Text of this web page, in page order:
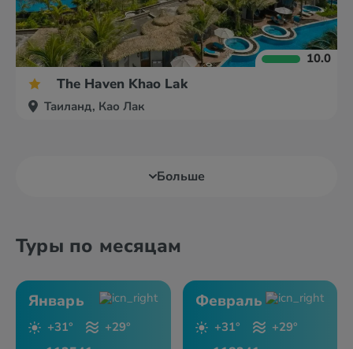
10.0
The Haven Khao Lak
Таиланд, Као Лак
Больше
Туры по месяцам
Январь
+31° +29°
Февраль
+31° +29°